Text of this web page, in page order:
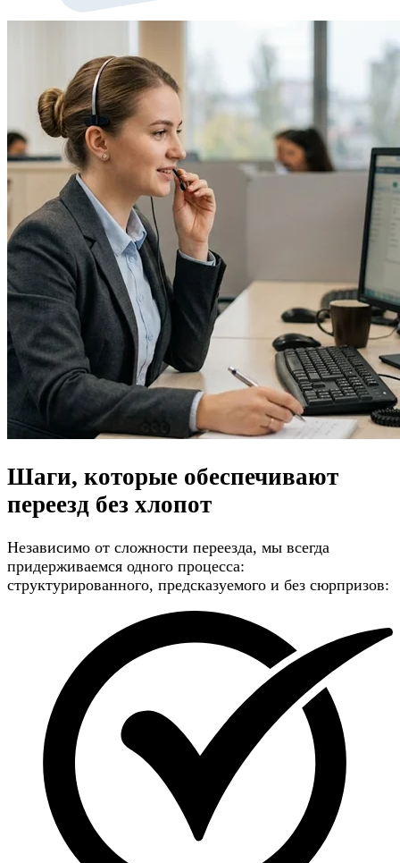
Шаги, которые обеспечивают
переезд без хлопот
Независимо от сложности переезда, мы всегда
придерживаемся одного процесса:
структурированного, предсказуемого и без сюрпризов: